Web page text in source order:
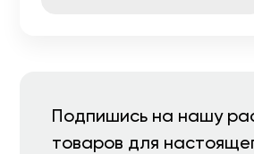
Подпишись на нашу
товаров для